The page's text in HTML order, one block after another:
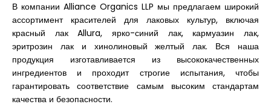
В компании Alliance Organics LLP мы предлагаем широкий
ассортимент красителей для лаковых культур, включая
красный лак Allura, ярко-синий лак, кармуазин лак,
эритрозин лак и хинолиновый желтый лак. Вся наша
продукция изготавливается из высококачественных
ингредиентов и проходит строгие испытания, чтобы
гарантировать соответствие самым высоким стандартам
качества и безопасности.